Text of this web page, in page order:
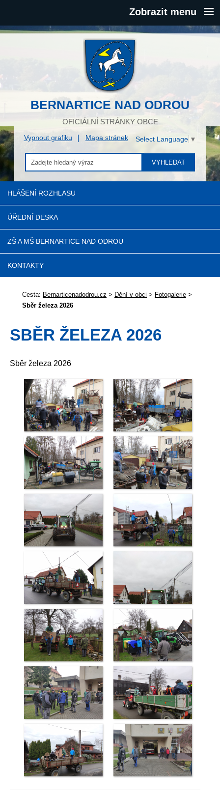
Zobrazit menu
BERNARTICE NAD ODROU
OFICIÁLNÍ STRÁNKY OBCE
Vypnout grafiku Mapa stránek Select Language ▼
VYHLEDAT
HLÁŠENÍ ROZHLASU
ÚŘEDNÍ DESKA
ZŠ A MŠ BERNARTICE NAD ODROU
KONTAKTY
Cesta: Bernarticenadodrou.cz > Dění v obci > Fotogalerie >
Sběr železa 2026
SBĚR ŽELEZA 2026
Sběr železa 2026